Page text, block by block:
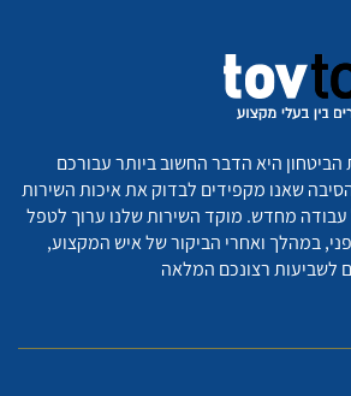
היא הדבר החשוב ביותר עבורכם
שאנו מקפידים לבדוק את איכות השירות
מחדש. מוקד השירות שלנו ערוך לטפל
במהלך ואחרי הביקור של איש המקצוע,
לשביעות רצונכם המלאה